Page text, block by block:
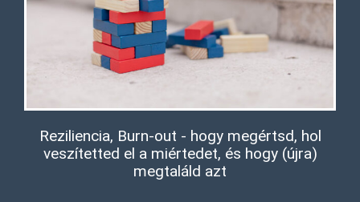
Reziliencia, Burn-out - hogy megértsd, hol
veszítetted el a miértedet, és hogy (újra)
megtaláld azt